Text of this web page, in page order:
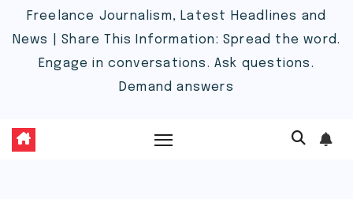
Freelance Journalism, Latest Headlines and
News | Share This Information: Spread the word.
Engage in conversations. Ask questions.
Demand answers